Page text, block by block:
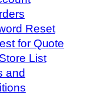
Reset
for Quote
Store List
and